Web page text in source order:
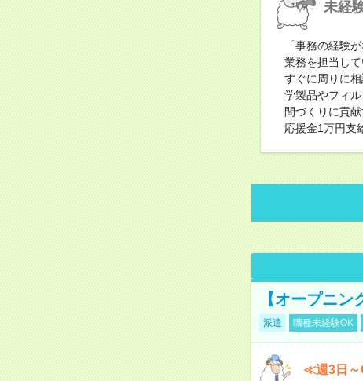
未経
「事務の経験
業務を担当し
すぐに周りに
学製品やフィ
間づくりに貢
応援金1万円支
【オープニ
派遣 職種未経験OK
≪週3日～